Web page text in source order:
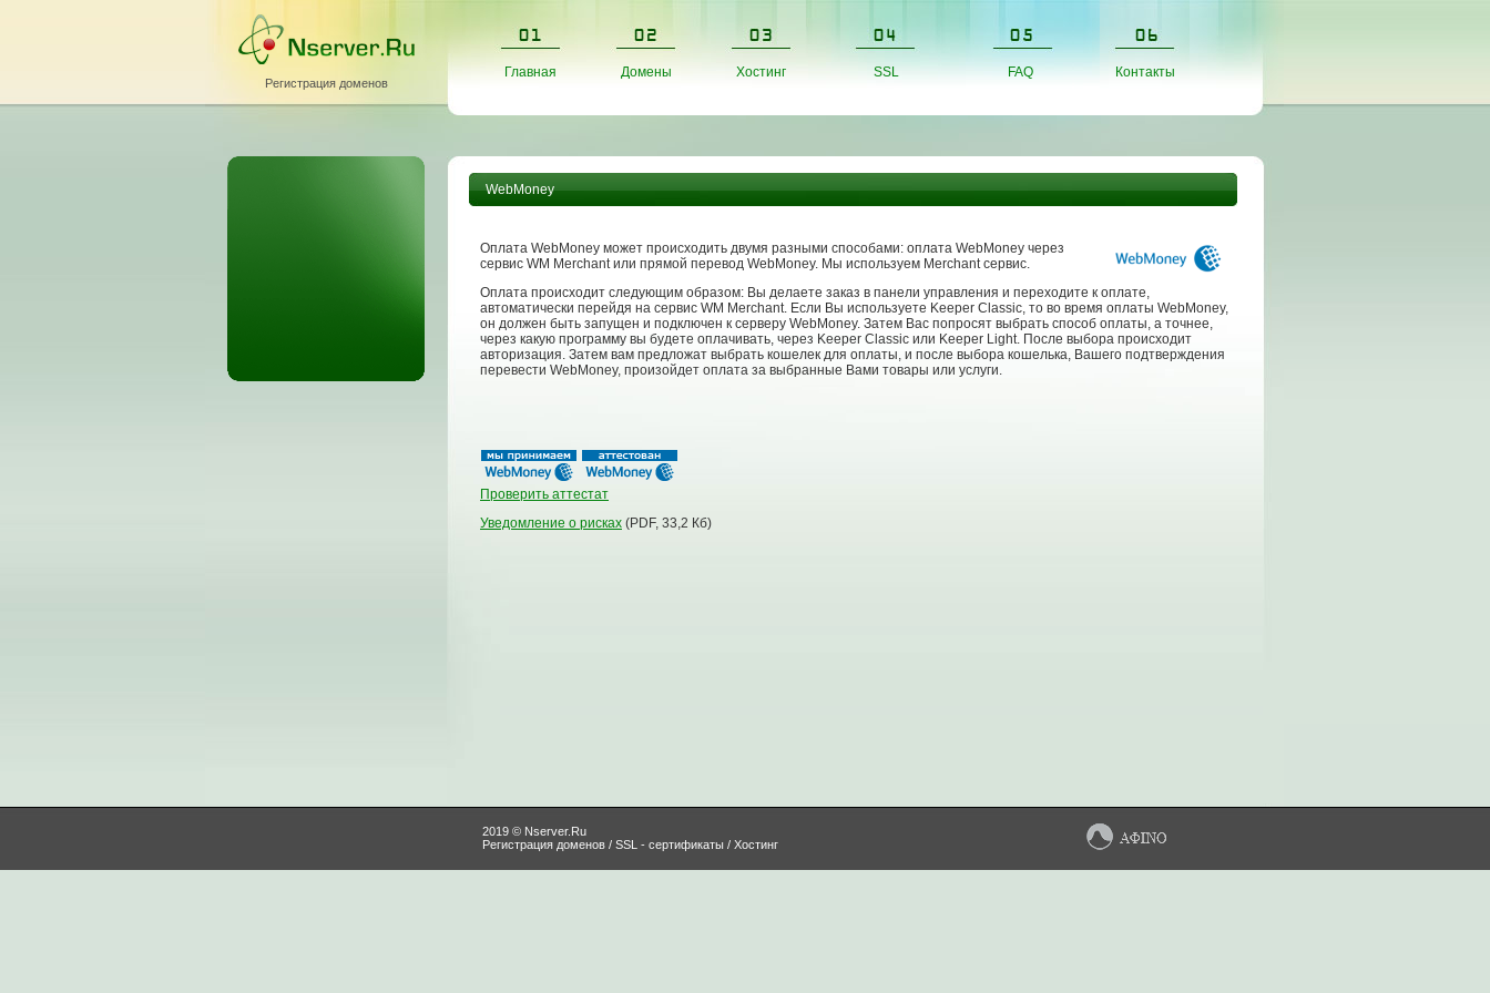
Регистрация доменов
Главная Домены Хостинг SSL FAQ Контакты
WebMoney
Оплата WebMoney может происходить двумя разными способами: оплата WebMoney через
сервис WM Merchant или прямой перевод WebMoney. Мы используем Merchant сервис.
Оплата происходит следующим образом: Вы делаете заказ в панели управления и переходите к оплате,
автоматически перейдя на сервис WM Merchant. Если Вы используете Keeper Classic, то во время оплаты WebMoney,
он должен быть запущен и подключен к серверу WebMoney. Затем Вас попросят выбрать способ оплаты, а точнее,
через какую программу вы будете оплачивать, через Keeper Classic или Keeper Light. После выбора происходит
авторизация. Затем вам предложат выбрать кошелек для оплаты, и после выбора кошелька, Вашего подтверждения
перевести WebMoney, произойдет оплата за выбранные Вами товары или услуги.
Проверить аттестат
Уведомление о рисках (PDF, 33,2 Кб)
2019 © Nserver.Ru
Регистрация доменов / SSL - сертификаты / Хостинг